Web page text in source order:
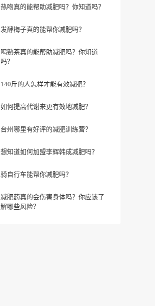
热吻真的能帮助减肥吗？你知道吗？
发酵梅子真的能帮你减肥吗？
喝熟茶真的能帮助减肥吗？你知道
吗？
140斤的人怎样才能有效减肥？
如何提高代谢来更有效地减肥？
台州哪里有好评的减肥训练营？
想知道如何加盟李辉韩成减肥吗？
骑自行车能帮你减肥吗？
减肥药真的会伤害身体吗？你应该了
解哪些风险？